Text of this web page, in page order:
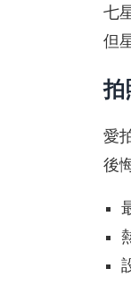
七
但
拍
愛
後